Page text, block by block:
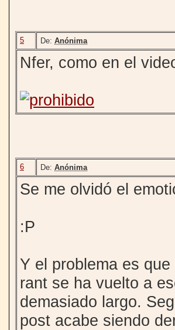
5 De: Anónima
Nfer, como en el
6 De: Anónima
Se me olvidó el
:P
Y el problema es
rant se ha vuelto a
demasiado largo.
post acabe siendo